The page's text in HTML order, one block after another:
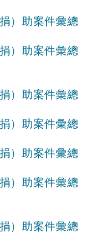
）助案件彙總
）助案件彙總
）助案件彙總
）助案件彙總
）助案件彙總
）助案件彙總
）助案件彙總